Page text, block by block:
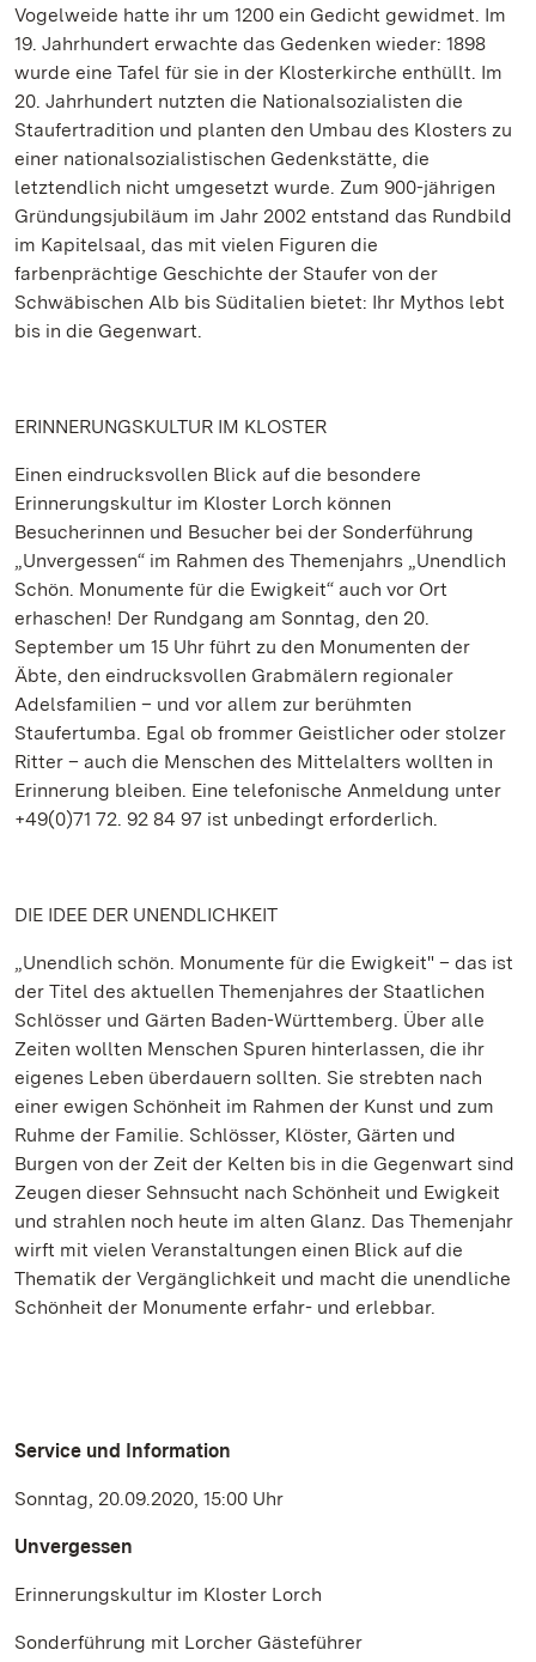
Vogelweide hatte ihr um 1200 ein Gedicht gewidmet. Im
19. Jahrhundert erwachte das Gedenken wieder: 1898
wurde eine Tafel für sie in der Klosterkirche enthüllt. Im
20. Jahrhundert nutzten die Nationalsozialisten die
Staufertradition und planten den Umbau des Klosters zu
einer nationalsozialistischen Gedenkstätte, die
letztendlich nicht umgesetzt wurde. Zum 900-jährigen
Gründungsjubiläum im Jahr 2002 entstand das Rundbild
im Kapitelsaal, das mit vielen Figuren die
farbenprächtige Geschichte der Staufer von der
Schwäbischen Alb bis Süditalien bietet: Ihr Mythos lebt
bis in die Gegenwart.
ERINNERUNGSKULTUR IM KLOSTER
Einen eindrucksvollen Blick auf die besondere
Erinnerungskultur im Kloster Lorch können
Besucherinnen und Besucher bei der Sonderführung
„Unvergessen“ im Rahmen des Themenjahrs „Unendlich
Schön. Monumente für die Ewigkeit“ auch vor Ort
erhaschen! Der Rundgang am Sonntag, den 20.
September um 15 Uhr führt zu den Monumenten der
Äbte, den eindrucksvollen Grabmälern regionaler
Adelsfamilien – und vor allem zur berühmten
Staufertumba. Egal ob frommer Geistlicher oder stolzer
Ritter – auch die Menschen des Mittelalters wollten in
Erinnerung bleiben. Eine telefonische Anmeldung unter
+49(0)71 72. 92 84 97 ist unbedingt erforderlich.
DIE IDEE DER UNENDLICHKEIT
„Unendlich schön. Monumente für die Ewigkeit" – das ist
der Titel des aktuellen Themenjahres der Staatlichen
Schlösser und Gärten Baden-Württemberg. Über alle
Zeiten wollten Menschen Spuren hinterlassen, die ihr
eigenes Leben überdauern sollten. Sie strebten nach
einer ewigen Schönheit im Rahmen der Kunst und zum
Ruhme der Familie. Schlösser, Klöster, Gärten und
Burgen von der Zeit der Kelten bis in die Gegenwart sind
Zeugen dieser Sehnsucht nach Schönheit und Ewigkeit
und strahlen noch heute im alten Glanz. Das Themenjahr
wirft mit vielen Veranstaltungen einen Blick auf die
Thematik der Vergänglichkeit und macht die unendliche
Schönheit der Monumente erfahr- und erlebbar.
Service und Information
Sonntag, 20.09.2020, 15:00 Uhr
Unvergessen
Erinnerungskultur im Kloster Lorch
Sonderführung mit Lorcher Gästeführer